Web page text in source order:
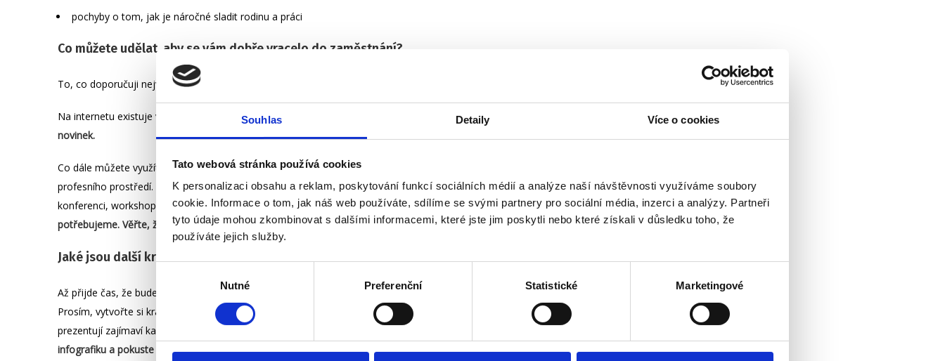
Souhlas Detaily Více o cookies
Tato webová stránka používá cookies
K personalizaci obsahu a reklam, poskytování funkcí sociálních médií a analýze naší návštěvnosti využíváme soubory
cookie. Informace o tom, jak náš web používáte, sdílíme se svými partnery pro sociální média, inzerci a analýzy. Partneři
tyto údaje mohou zkombinovat s dalšími informacemi, které jste jim poskytli nebo které získali v důsledku toho, že
používáte jejich služby.
Nutné Preferenční Statistické Marketingové
pochyby o tom, jak je náročné sladit rodinu a práci
Co můžete udělat, aby se vám dobře vracelo do zaměstnání?
To, co doporučuji nejvíce je udržovat se v obraze i při mateřské. Dnes se to dá naštěstí dělat mnoha způsoby!
Na internetu existuje velké množství
placených i neplacených variant vzdělávání, osobnostního rozvoje i profesních
novinek.
Co dále můžete využít jsou různé druhypodcastů,anebo třebaosobní networking
profesního prostředí. Pokud budete mít jenom chvíli možnost uvolnit se z rodičovských povinností, navštivte odbornou
konferenci, workshop nebo jen tak se zastavte do bývalé práce.Pamatujte, že všichni jsme jenom lidé a vzájemně se
potřebujeme. Věřte, že někde vás hledají a každá známost se hodí.
Jaké jsou další kroky k úspěšnému návratu?
Až přijde čas, že budete chtít, ať vám přichází různé nabídky práce, můžete siaktualizovat životopis a LinkedIn profil
Prosím, vytvořte si krásný jedinečný životopis. Inspirujete se na internetu, jak má takový dobrý CV vypadat a jak se
prezentují zajímaví kandidáti na LI.
infografiku a pokuste se odlišit.